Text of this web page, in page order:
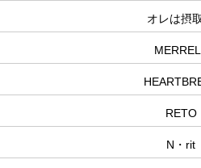
オレは摂
RETO
N・rit